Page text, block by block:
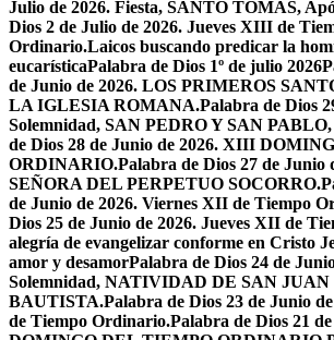
Julio de 2026. Fiesta, SANTO TOMÁS,
Dios 2 de Julio de 2026. Jueves XIII de
Ordinario.Laicos buscando predicar la
eucarísticaPalabra de Dios 1º de julio 2026
de Junio de 2026. LOS PRIMEROS
LA IGLESIA ROMANA.Palabra de Dios
Solemnidad, SAN PEDRO Y SAN PABLO,
de Dios 28 de Junio de 2026. XIII
ORDINARIO.Palabra de Dios 27 de Junio
SEÑORA DEL PERPETUO SOCORRO.
de Junio de 2026. Viernes XII de Tiempo
Dios 25 de Junio de 2026. Jueves XII de
alegría de evangelizar conforme en Cristo
amor y desamorPalabra de Dios 24 de
Solemnidad, NATIVIDAD DE SAN JUAN
BAUTISTA.Palabra de Dios 23 de Junio
de Tiempo Ordinario.Palabra de Dios 21